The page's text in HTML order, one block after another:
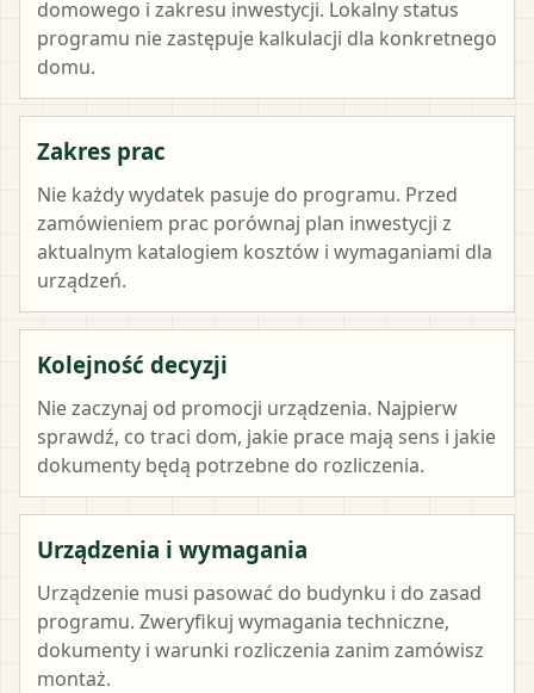
domowego i zakresu inwestycji. Lokalny status
programu nie zastępuje kalkulacji dla konkretnego
domu.
Zakres prac
Nie każdy wydatek pasuje do programu. Przed
zamówieniem prac porównaj plan inwestycji z
aktualnym katalogiem kosztów i wymaganiami dla
urządzeń.
Kolejność decyzji
Nie zaczynaj od promocji urządzenia. Najpierw
sprawdź, co traci dom, jakie prace mają sens i jakie
dokumenty będą potrzebne do rozliczenia.
Urządzenia i wymagania
Urządzenie musi pasować do budynku i do zasad
programu. Zweryfikuj wymagania techniczne,
dokumenty i warunki rozliczenia zanim zamówisz
montaż.